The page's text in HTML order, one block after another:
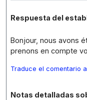
Respuesta del
Bonjour, nous avons
prenons en compte
Traduce el comentario
Notas detalladas